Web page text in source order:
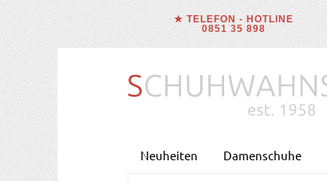
★ TELEFON - HOTLINE
0851 35 898
Neuheiten Damenschuhe